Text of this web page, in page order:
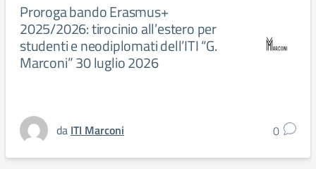
Proroga bando Erasmus+
2025/2026: tirocinio all’estero per
studenti e neodiplomati dell’ITI “G.
Marconi” 30 luglio 2026
da ITI Marconi 0